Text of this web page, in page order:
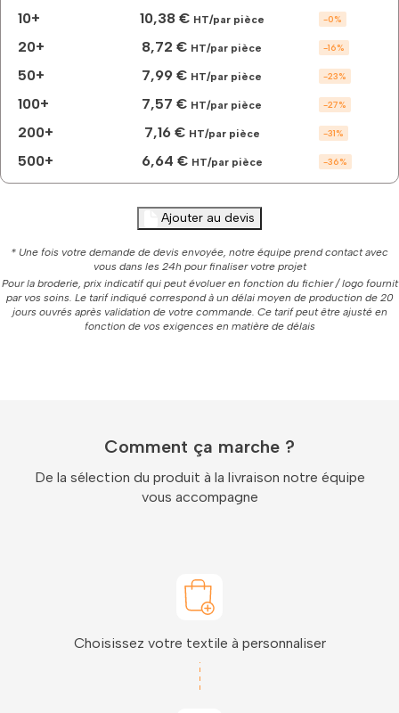
personnaliser
10+ 10,38 € HT/par pièce -0%
20+ 8,72 € HT/par pièce -16%
50+ 7,99 € HT/par pièce -23%
100+ 7,57 € HT/par pièce -27%
200+ 7,16 € HT/par pièce -31%
500+ 6,64 € HT/par pièce -36%
Ajouter au devis
* Une fois votre demande de devis envoyée, notre équipe prend contact avec
vous dans les 24h pour finaliser votre projet
Pour la broderie, prix indicatif qui peut évoluer en fonction du fichier / logo fournit
par vos soins. Le tarif indiqué correspond à un délai moyen de production de 20
jours ouvrés après validation de votre commande. Ce tarif peut être ajusté en
fonction de vos exigences en matière de délais
Comment ça marche ?
De la sélection du produit à la livraison notre équipe
vous accompagne
Choisissez votre textile à personnaliser